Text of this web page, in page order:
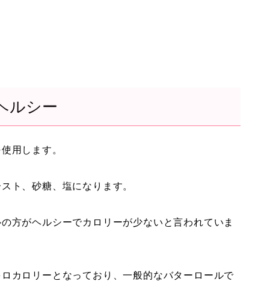
ルシー
用します。
ト、砂糖、塩になります。
方がヘルシーでカロリーが少ないと言われていま
カロリーとなっており、一般的なバターロールで